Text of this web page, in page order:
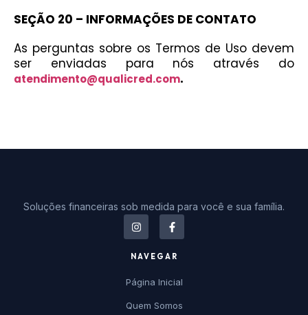
SEÇÃO 20 – INFORMAÇÕES DE CONTATO
As perguntas sobre os Termos de Uso devem
ser enviadas para nós através do
atendimento@qualicred.com.
Soluções financeiras sob medida para você e sua família.
NAVEGAR
Página Inicial
Quem Somos